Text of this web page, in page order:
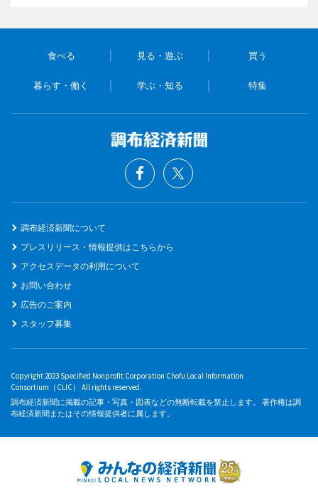
食べる 見る・遊ぶ 買う
暮らす・働く 学ぶ・知る 特集
調布経済新聞について
プレスリリース・情報提供はこちらから
アクセスデータの利用について
お問い合わせ
広告のご案内
スタッフ募集
Copyright 2023 Specified Nonprofit Corporation Chofu Local Information
Consortium（CLIC） All rights reserved.
調布経済新聞に掲載の記事・写真・図表などの無断転載を禁止します。 著作権は調
布経済新聞またはその情報提供者に属します。